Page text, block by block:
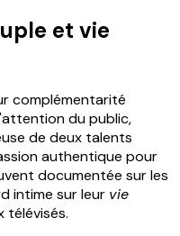
et vie
complémentarité
du public,
de deux talents
authentique pour
documentée sur les
intime sur leur vie
télévisés.